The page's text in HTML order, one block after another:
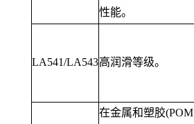
性能。
LA541/LA543高润滑等级。
在金属和塑胶(POM